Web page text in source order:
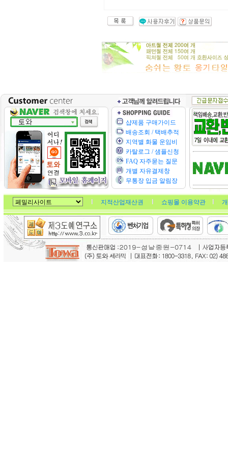
샵제품 구매가이드
배송조회 / 택배추적
지역별 화물 운임비
카탈로그 / 샘플신청
FAQ 자주묻는 질문
개별 자유결제창
무통장 입금 알림장
지적산업재산권 쇼핑몰 이용약관